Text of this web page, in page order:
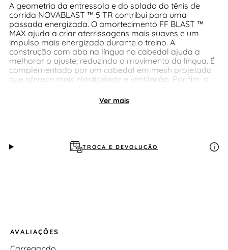
A geometria da entressola e do solado do tênis de
corrida NOVABLAST ™ 5 TR contribui para uma
passada energizada. O amortecimento FF BLAST ™
MAX ajuda a criar aterrissagens mais suaves e um
impulso mais energizado durante o treino. A
construção com aba na língua no cabedal ajuda a
melhorar o ajuste, reduzindo o movimento da língua. É
complementado por um cabedal em mesh projetado
que oferece mais elasticidade e ventilação. Por fim, o
melhor tração, maciez e durabilidade para diversos
Ver mais
TROCA E DEVOLUÇÃO
AVALIAÇÕES